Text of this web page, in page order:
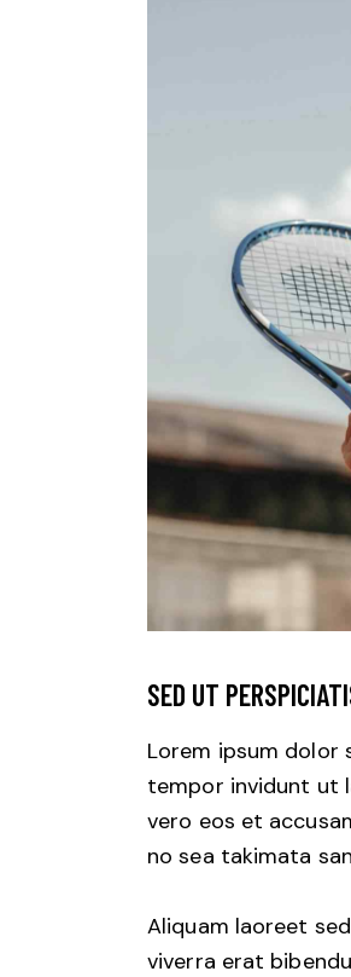
SED UT
Lorem ipsum dolor
tempor invidunt ut
vero eos et
no sea takimata
Aliquam laoreet
viverra erat